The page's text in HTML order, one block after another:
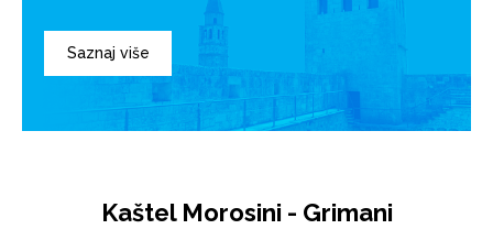
Saznaj više
Kaštel Morosini - Grimani